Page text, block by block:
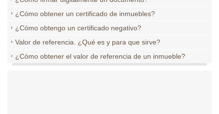
¿Cómo obtener un certificado de inmuebles?
¿Cómo obtengo un certificado negativo?
Valor de referencia. ¿Qué es y para que sirve?
¿Cómo obtener el valor de referencia de un inmueble?